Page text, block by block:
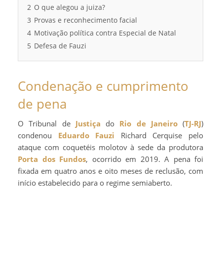
2 O que alegou a juiza?
3 Provas e reconhecimento facial
4 Motivação política contra Especial de Natal
5 Defesa de Fauzi
Condenação e cumprimento
de pena
O Tribunal de Justiça do Rio de Janeiro(TJ-RJ)
condenou Eduardo Fauzi Richard Cerquise pelo
ataque com coquetéis molotov à sede da produtora
Porta dos Fundos, ocorrido em 2019. A pena foi
fixada em quatro anos e oito meses de reclusão, com
início estabelecido para o regime semiaberto.